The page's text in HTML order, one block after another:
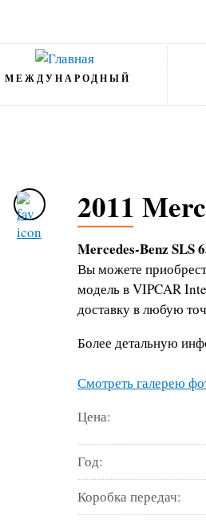
МЕЖДУНАРОДНЫЙ
2011
Mercedes-Benz SLS
Вы можете
модель в VIPCAR
доставку в любую
Более детальную
Смотреть галерею
Цена:
Год:
Коробка передач: